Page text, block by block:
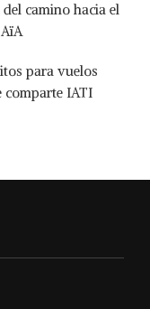
camino hacia el
para vuelos
comparte IATI